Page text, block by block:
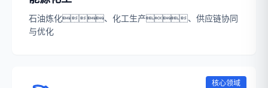
石油炼化、化工生产、供应链协同
与优化
核心领域